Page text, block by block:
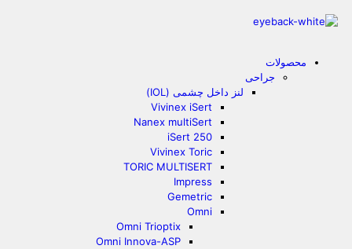
محصولات
جراحی
لنز داخل چشمی (IOL)
Vivinex iSert
Nanex multiSert
iSert 250
Vivinex Toric
TORIC MULTISERT
Impress
Gemetric
Omni
Omni Trioptix
Omni Innova-ASP